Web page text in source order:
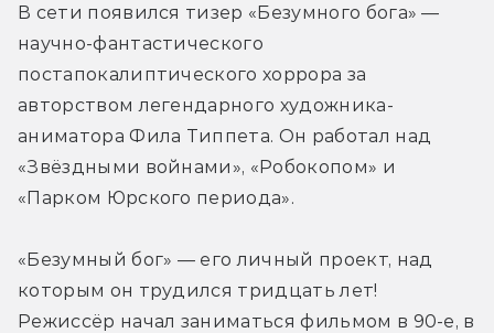
В сети появился тизер «Безумного бога» —
научно-фантастического
постапокалиптического хоррора за
авторством легендарного художника-
аниматора Фила Типпета. Он работал над
«Звёздными войнами», «Робокопом» и
«Парком Юрского периода».
«Безумный бог» — его личный проект, над
которым он трудился тридцать лет!
Режиссёр начал заниматься фильмом в 90-е, в